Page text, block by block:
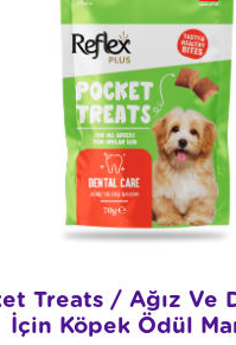
Treats / Ağız Ve
İçin Köpek Ödül